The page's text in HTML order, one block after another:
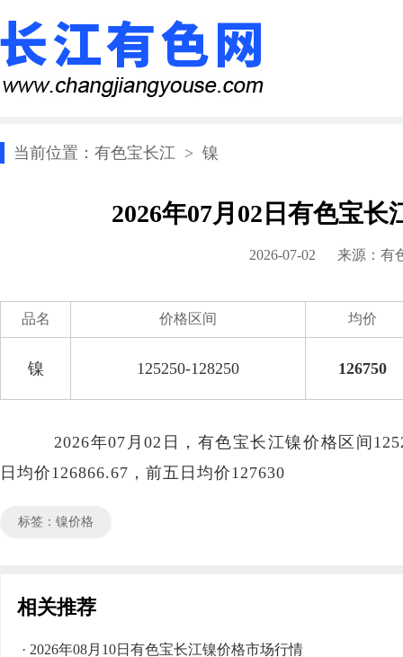
当前位置： 有色宝长江 > 镍
2026年07月02日有色宝
2026-07-02 来源： 有
品名 价格区间 均价
镍 125250-128250 126750
2026年07月02日，有色宝长江镍价格区间
日均价126866.67，前五日均价127630
标签：镍价格
相关推荐
· 2026年08月10日有色宝长江镍价格市场行情